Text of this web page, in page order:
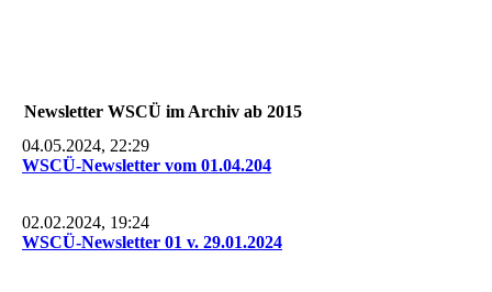
Newsletter WSCÜ im Archiv ab 2015
04.05.2024, 22:29
WSCÜ-Newsletter vom 01.04.204
02.02.2024, 19:24
WSCÜ-Newsletter 01 v. 29.01.2024